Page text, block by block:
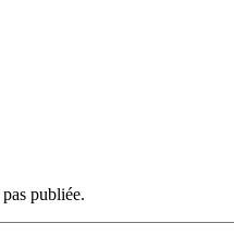
publiée.